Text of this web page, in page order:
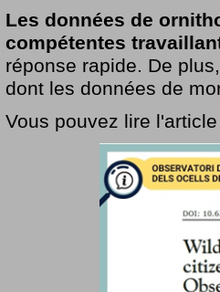
Les données de
compétentes
réponse rapide. De
dont les données de
Vous pouvez lire